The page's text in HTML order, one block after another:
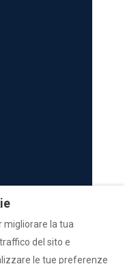
migliorare la tua
del sito e
le tue preferenze